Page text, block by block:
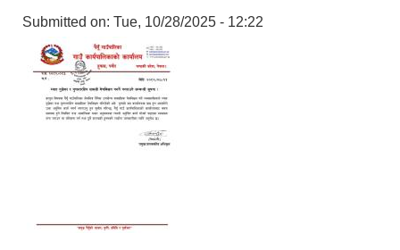
Submitted on: Tue, 10/28/2025 - 12:22